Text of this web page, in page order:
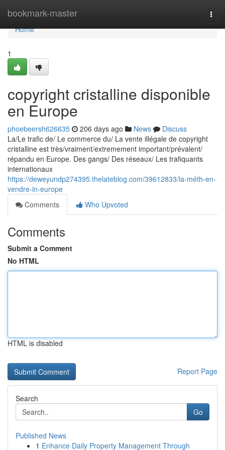
bookmark-master
Home
Home
1
copyright cristalline disponible
en Europe
phoebeersh626635 206 days ago News
Discuss
La/Le trafic de/ Le commerce du/ La vente illégale de copyright
cristalline est très/vraiment/extremement important/prévalent/
répandu en Europe. Des gangs/ Des réseaux/ Les trafiquants
internationaux
https://deweyundp274395.thelateblog.com/39612833/la-méth-en-
vendre-in-europe
Comments
Who Upvoted
Comments
Submit a Comment
No HTML
HTML is disabled
Report Page
Search
Go
Published News
1 Enhance Daily Property Management Through